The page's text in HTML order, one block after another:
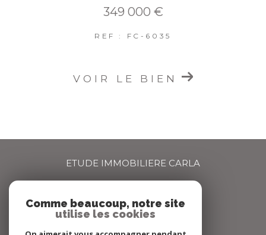
349 000 €
REF : FC-6035
VOIR LE BIEN
ETUDE IMMOBILIERE CARLA
agence@carlaimmo.com
159 GRANDE RUE
69600
OULLINS
Comme beaucoup, notre site
utilise les cookies